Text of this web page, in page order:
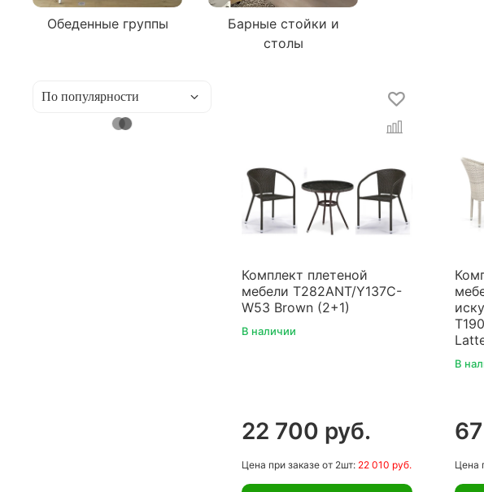
Обеденные группы
Барные стойки и
столы
Комплект плетеной
мебели T282ANT/Y137C-
W53 Brown (2+1)
В наличии
22 700 руб.
Цена при заказе от 2шт: 22 010 руб.
В
Цена